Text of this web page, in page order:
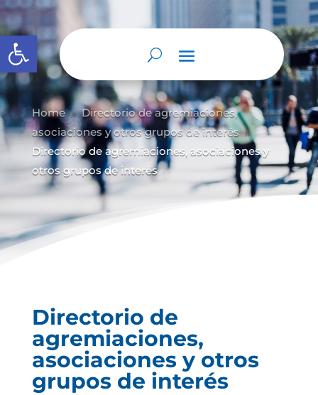
Abrir barra de herramientas
Home 9 Directorio de agremiaciones,
asociaciones y otros grupos de interés 9
Directorio de agremiaciones, asociaciones y
otros grupos de interés
Directorio de
agremiaciones,
asociaciones y otros
grupos de interés